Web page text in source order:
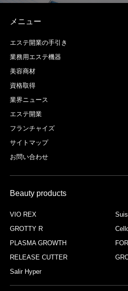
メニュー
エステ開業の手引き
業務用エステ機器
美容商材
資格取得
業界ニュース
エステ開業
フランチャイズ
サイトマップ
お問い合わせ
Beauty products
VIO REX
GROTTY R
PLASMA GROWTH
RELEASE CUTTER
Salir Hyper